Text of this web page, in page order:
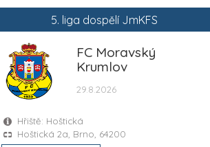
5. liga dospělí JmKFS
FC Moravský
Krumlov
29.8.2026
Hřiště: Hoštická
Hoštická 2a, Brno, 64200